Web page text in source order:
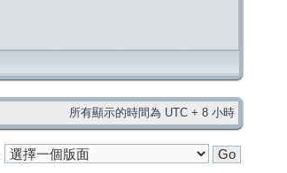
所有顯示的時間為 UTC + 8 小時